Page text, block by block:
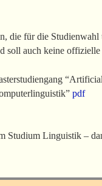
die für die
soll auch keine offizielle
pdf
Studium Linguistik –